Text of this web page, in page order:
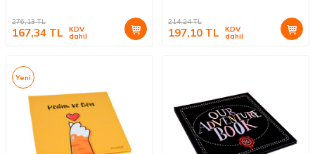
276,13TL
167,34 TL KDV
dahil
214,24TL
197,10 TL KDV
dahil
Yeni